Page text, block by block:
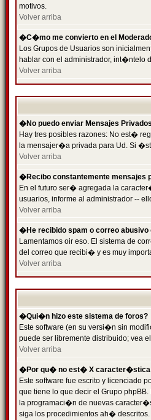
motivos.
Volver arriba
�C�mo me convierto en el
Los Grupos de Usuarios son
hablar con el administrador, int�ntelo
Volver arriba
�No puedo enviar Mensajes
Hay tres posibles razones: No est�
la mensajer�a privada para Ud. Si
Volver arriba
�Recibo constantemente mensajes
En el futuro ser� agregada la
usuarios, informe al administrador --
Volver arriba
�He recibido spam o correo abusivo
Lamentamos oir eso. El sistema de
del correo que recibi� y es muy
Volver arriba
�Qui�n hizo este sistema de foros?
Este software (en su versi�n sin
puede ser libremente distribuido; vea
Volver arriba
�Por qu� no est� X caracter�stica
Este software fue escrito y licenciado
que tiene lo que decir el Grupo
la programaci�n de nuevas
siga los procedimientos ah� descritos.